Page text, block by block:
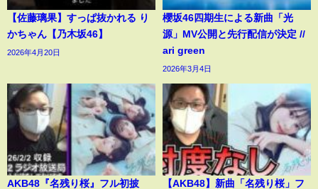
【佐藤璃果】すっぱ抜かれる り
かちゃん【乃木坂46】
2026年4月20日
櫻坂46四期生による新曲「光
源」MV公開と先行配信が決定 //
ari green
2026年3月4日
AKB48『名残り桜』フル初披
【AKB48】新曲「名残り桜」フ